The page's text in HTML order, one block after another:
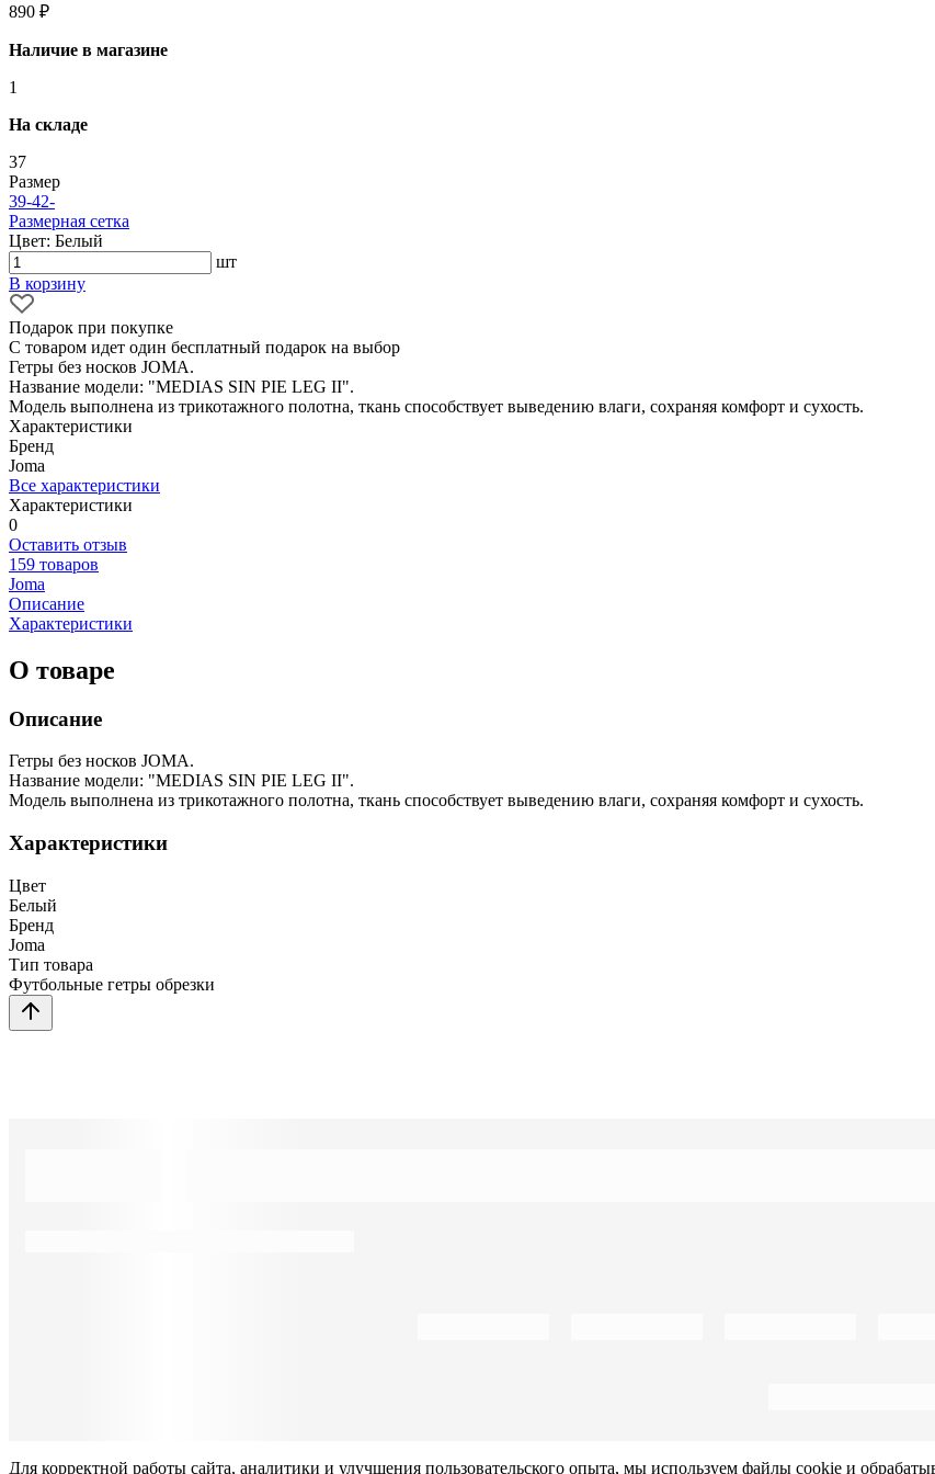
890 ₽
Наличие в магазине
1
На складе
37
Размер
39-42-
Размерная сетка
Цвет: Белый
шт
В корзину
Подарок при покупке
С товаром идет один бесплатный подарок на выбор
Гетры без носков JOMA.
Название модели: "MEDIAS SIN PIE LEG II".
Модель выполнена из трикотажного полотна, ткань способствует выведению влаги, сохраняя комфорт и сухость.
Характеристики
Бренд
Joma
Все характеристики
Характеристики
0
Оставить отзыв
159 товаров
Joma
Описание
Характеристики
О товаре
Описание
Гетры без носков JOMA.
Название модели: "MEDIAS SIN PIE LEG II".
Модель выполнена из трикотажного полотна, ткань способствует выведению влаги, сохраняя комфорт и сухость.
Характеристики
Цвет
Белый
Бренд
Joma
Тип товара
Футбольные гетры обрезки
Для корректной работы сайта, аналитики и улучшения пользовательского опыта, мы используем файлы cookie и